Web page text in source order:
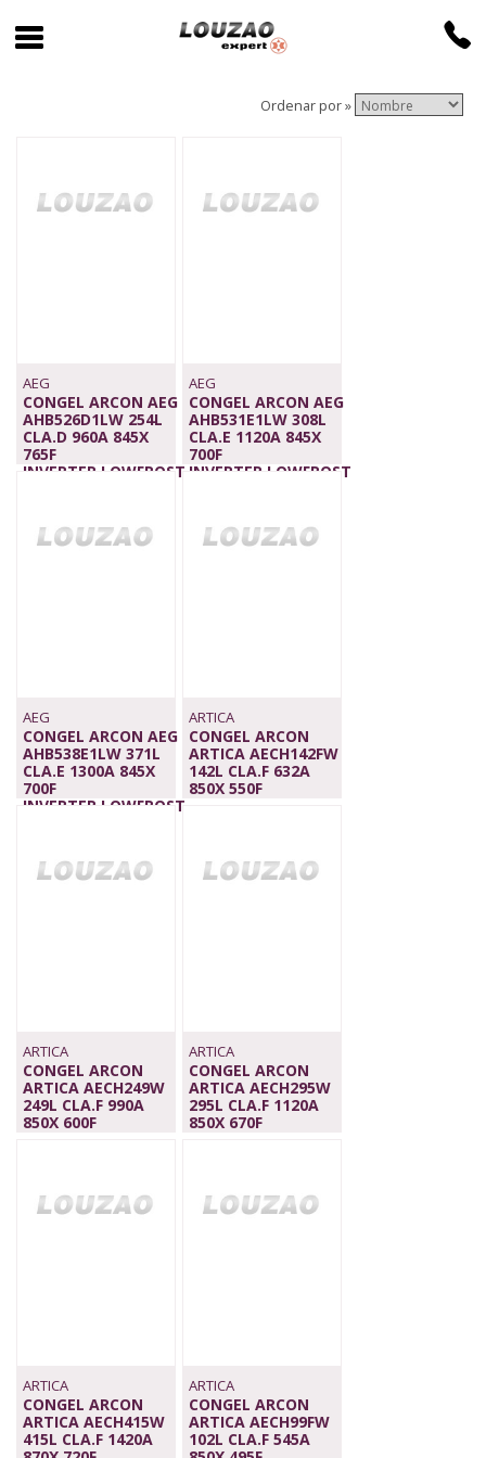
Ordenar por »
AEG
CONGEL ARCON AEG
AHB526D1LW 254L
CLA.D 960A 845X
765F
INVERTER.LOWFROST
AEG
CONGEL ARCON AEG
AHB531E1LW 308L
CLA.E 1120A 845X
700F
INVERTER,LOWFROST
AEG
CONGEL ARCON AEG
AHB538E1LW 371L
CLA.E 1300A 845X
700F
INVERTER,LOWFROST
ARTICA
CONGEL ARCON
ARTICA AECH142FW
142L CLA.F 632A
850X 550F
ARTICA
CONGEL ARCON
ARTICA AECH249W
249L CLA.F 990A
850X 600F
ARTICA
CONGEL ARCON
ARTICA AECH295W
295L CLA.F 1120A
850X 670F
ARTICA
CONGEL ARCON
ARTICA AECH415W
415L CLA.F 1420A
ARTICA
CONGEL ARCON
ARTICA AECH99FW
102L CLA.F 545A